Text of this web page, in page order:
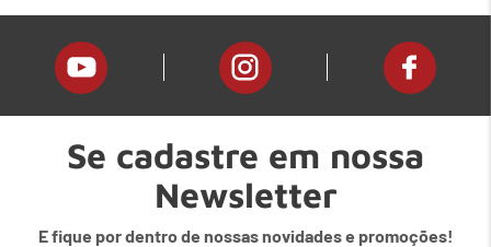
Se cadastre em nossa
Newsletter
E fique por dentro de nossas novidades e promoções!